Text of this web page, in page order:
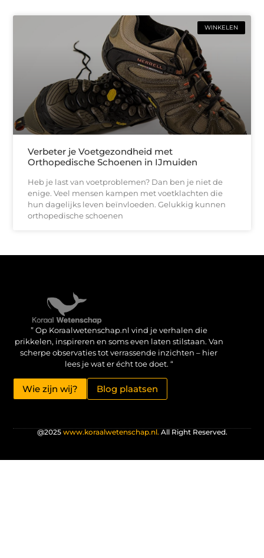
WINKELEN
Verbeter je Voetgezondheid met
Orthopedische Schoenen in IJmuiden
Heb je last van voetproblemen? Dan ben je niet de
enige. Veel mensen kampen met voetklachten die
hun dagelijks leven beïnvloeden. Gelukkig kunnen
orthopedische schoenen
” Op Koraalwetenschap.nl vind je verhalen die
prikkelen, inspireren en soms even laten stilstaan. Van
scherpe observaties tot verrassende inzichten – hier
lees je wat er écht toe doet. “
Wie zijn wij? Blog plaatsen
@2025 www.koraalwetenschap.nl. All Right Reserved.